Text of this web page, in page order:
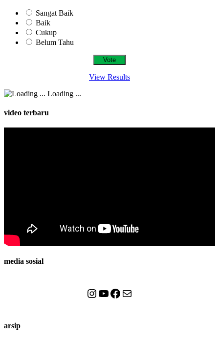
Sangat Baik
Baik
Cukup
Belum Tahu
View Results
Loading ...
video terbaru
media sosial
Instagram YouTube Facebook Mail
arsip